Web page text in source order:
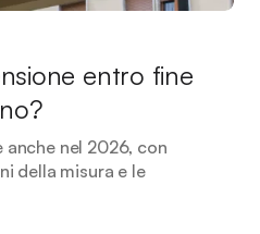
entro fine
anche nel 2026, con
della misura e le